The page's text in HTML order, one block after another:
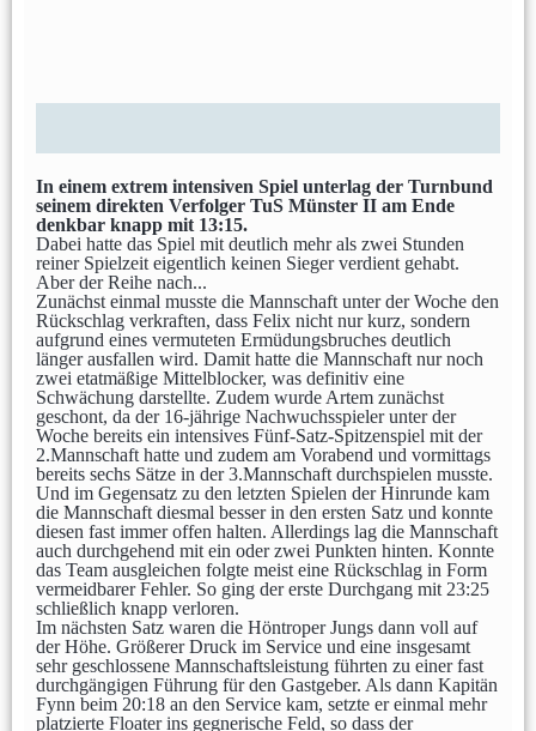
Frauen
Frauen 1 Frauen 2 Frauen 3
Weibliche Jugend
wU20 wU18 wU16 wU14 wU13
wU12
Männer
Männer 1 Männer 2 Männer 3
Männliche Jugend
mU20 mU16 mU14 mU13
mU12
Beach Hobby
Stadtliga Mixed Mixed
Erfolge
Frauen weibliche Jugend Männer
In einem extrem intensiven Spiel unterlag der Turnbund
seinem direkten Verfolger TuS Münster II am Ende
denkbar knapp mit 13:15.
Dabei hatte das Spiel mit deutlich mehr als zwei Stunden
reiner Spielzeit eigentlich keinen Sieger verdient gehabt.
Aber der Reihe nach...
Zunächst einmal musste die Mannschaft unter der Woche den
Rückschlag verkraften, dass Felix nicht nur kurz, sondern
aufgrund eines vermuteten Ermüdungsbruches deutlich
länger ausfallen wird. Damit hatte die Mannschaft nur noch
zwei etatmäßige Mittelblocker, was definitiv eine
Schwächung darstellte. Zudem wurde Artem zunächst
geschont, da der 16-jährige Nachwuchsspieler unter der
Woche bereits ein intensives Fünf-Satz-Spitzenspiel mit der
2.Mannschaft hatte und zudem am Vorabend und vormittags
bereits sechs Sätze in der 3.Mannschaft durchspielen musste.
Und im Gegensatz zu den letzten Spielen der Hinrunde kam
die Mannschaft diesmal besser in den ersten Satz und konnte
diesen fast immer offen halten. Allerdings lag die Mannschaft
auch durchgehend mit ein oder zwei Punkten hinten. Konnte
das Team ausgleichen folgte meist eine Rückschlag in Form
vermeidbarer Fehler. So ging der erste Durchgang mit 23:25
schließlich knapp verloren.
Im nächsten Satz waren die Höntroper Jungs dann voll auf
der Höhe. Größerer Druck im Service und eine insgesamt
sehr geschlossene Mannschaftsleistung führten zu einer fast
durchgängigen Führung für den Gastgeber. Als dann Kapitän
Fynn beim 20:18 an den Service kam, setzte er einmal mehr
platzierte Floater ins gegnerische Feld, so dass der